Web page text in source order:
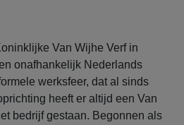
Van Wijhe Verf in
onafhankelijk Nederlands
werksfeer, dat al sinds
heeft er altijd een Van
bedrijf gestaan. Begonnen als